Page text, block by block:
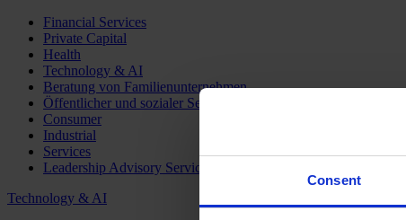
Consent
Financial Services
Private Capital
Health
Technology & AI
Beratung von Familienunternehmen
Öffentlicher und sozialer Sektor
Consumer
Industrial
Services
Leadership Advisory Services
Technology & AI